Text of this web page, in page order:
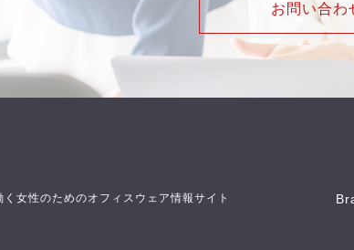
お問い合わ
く女性のためのオフィスウェア情報サイト